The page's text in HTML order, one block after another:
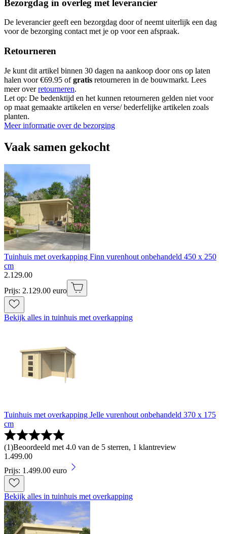
Bezorgdag in overleg met leverancier
De leverancier geeft een bezorgdag door of neemt uiterlijk een dag
voor de bezorging contact met je op voor een afspraak.
Retourneren
Je kunt dit artikel binnen 30 dagen na aankoop door ons op laten
halen voor €69.95 ofgratis retourneren in de bouwmarkt. Lees
meer overretourneren.
Let op: De bedenktijd en het kunnen retourneren gelden niet voor
op maat gemaakte artikelen en verse/ bederfelijke artikelen zoals
planten.
Meer informatie over de bezorging
Vaak samen gekocht
Tuinhuis met overkapping Finn vurenhout onbehandeld 450 x 250
cm
2.129.00
Prijs: 2.129.00 euro
Bekijk alles in tuinhuis met overkapping
Tuinhuis met overkapping Jelle vurenhout onbehandeld 370 x 175
cm
(1)Beoordeeld met 4.0 van de 5 sterren, 1 klantreview
1 .499.00
Prijs: 1.499.00 euro
Bekijk alles in tuinhuis met overkapping